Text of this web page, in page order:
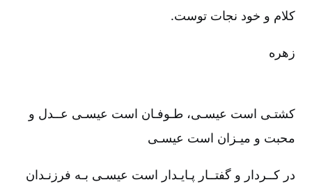
کلام و خود نجات توست.
زهره
کشتـی است عیسـی، طـوفـان است عیسـی عــدل و
محبت و میـزان است عیسـی‌
در کــردار و گفتــار پـایـدار است عیسـی بـه فرزنـدان